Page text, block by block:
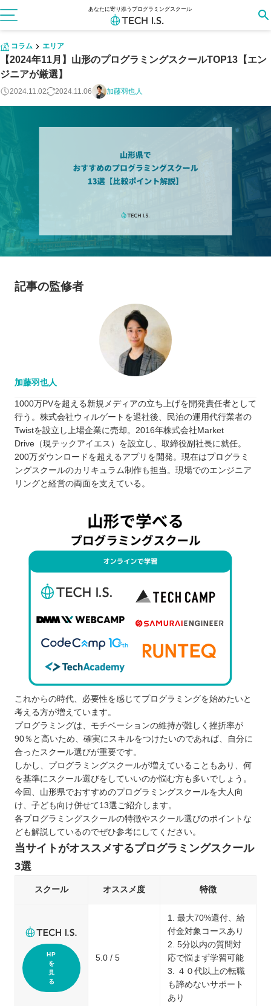
あなたに寄り添うプログラミングスクール
コラム エリア
【2024年11月】山形のプログラミングスクールTOP13【エン
ジニアが厳選】
2024.11.02 2024.11.06 加藤羽也人
記事の監修者
加藤羽也人
1000万PVを超える新規メディアの立ち上げを開発責任者として
行う。株式会社ウィルゲートを退社後、民泊の運用代行業者の
Twistを設立し上場企業に売却。2016年株式会社Market
Drive（現テックアイエス）を設立し、取締役副社長に就任。
200万ダウンロードを超えるアプリを開発。現在はプログラミ
ングスクールのカリキュラム制作も担当。現場でのエンジニア
リングと経営の両面を支えている。
これからの時代、必要性を感じてプログラミングを始めたいと
考える方が増えています。
プログラミングは、モチベーションの維持が難しく挫折率が
90％と高いため、確実にスキルをつけたいのであれば、自分に
合ったスクール選びが重要です。
しかし、プログラミングスクールが増えていることもあり、何
を基準にスクール選びをしていいのか悩む方も多いでしょう。
今回、山形県でおすすめのプログラミングスクールを大人向
け、子ども向け併せて13選ご紹介します。
各プログラミングスクールの特徴やスクール選びのポイントな
ども解説しているのでぜひ参考にしてください。
当サイトがオススメするプログラミングスクール
3選
スクール オススメ度 特徴
HP
を
見
る
5.0 / 5
1. 最大70%還付、給
付金対象コースあり
2. 5分以内の質問対
応で悩まず学習可能
3. ４０代以上の転職
も諦めないサポート
あり